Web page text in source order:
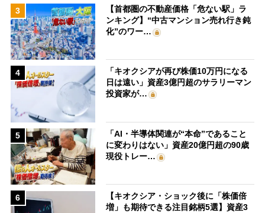
3
【首都圏の不動産価格「危ない駅」ラ
ンキング】“中古マンション売れ行き鈍
化”のワー…
4
「キオクシアが再び株価10万円になる
日は遠い」資産3億円超のサラリーマン
投資家が…
5
「AI・半導体関連が“本命”であること
に変わりはない」資産20億円超の90歳
現役トレー…
6
【キオクシア・ショック後に「株価倍
増」も期待できる注目銘柄5選】資産3